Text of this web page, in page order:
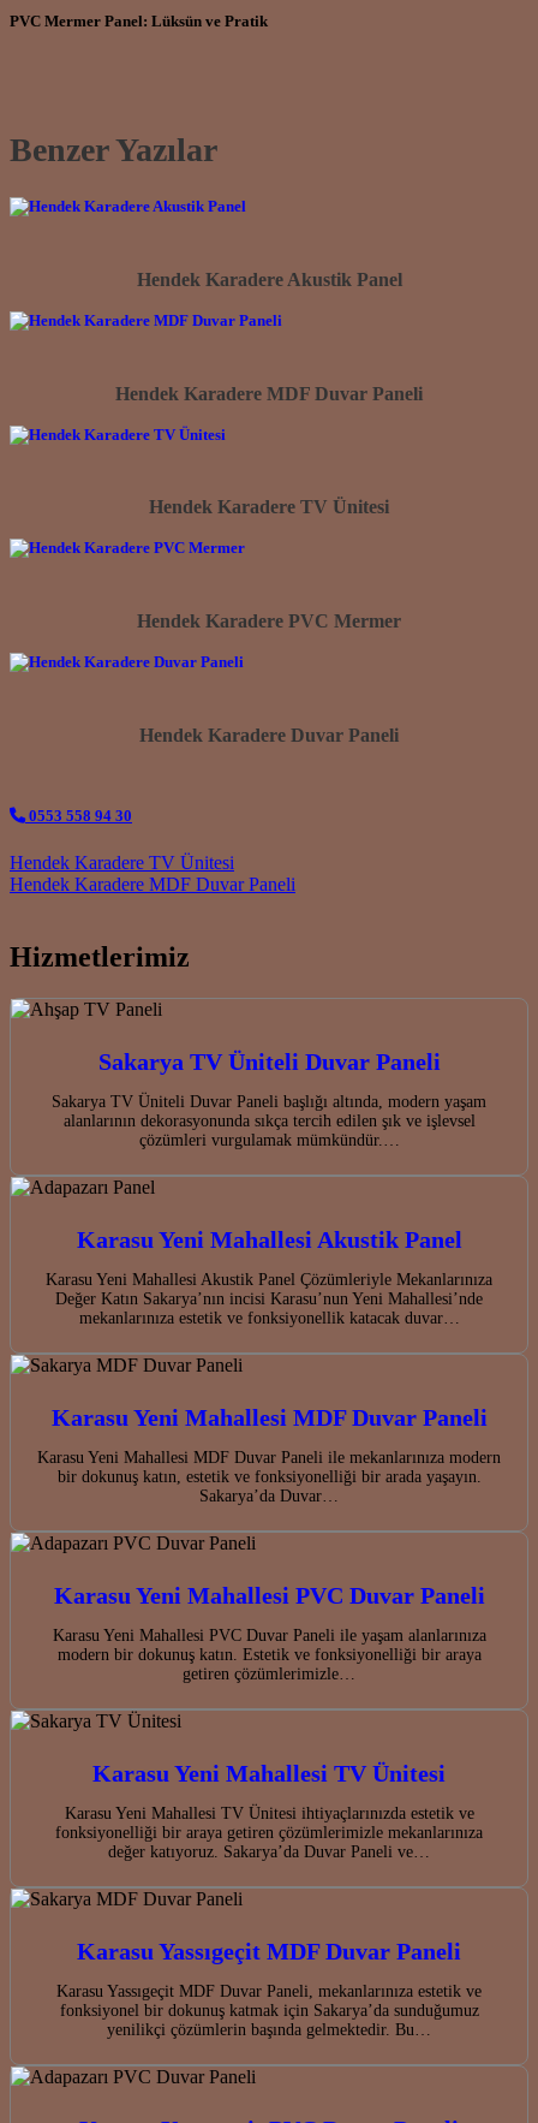
PVC Mermer Panel: Lüksün ve Pratik
Benzer Yazılar
Hendek Karadere Akustik Panel
Hendek Karadere MDF Duvar Paneli
Hendek Karadere TV Ünitesi
Hendek Karadere PVC Mermer
Hendek Karadere Duvar Paneli
0553 558 94 30
Post navigation
Hendek Karadere TV Ünitesi
Hendek Karadere MDF Duvar Paneli
Hizmetlerimiz
Sakarya TV Üniteli Duvar Paneli
Sakarya TV Üniteli Duvar Paneli başlığı altında, modern yaşam
alanlarının dekorasyonunda sıkça tercih edilen şık ve işlevsel
çözümleri vurgulamak mümkündür.…
Karasu Yeni Mahallesi Akustik Panel
Karasu Yeni Mahallesi Akustik Panel Çözümleriyle Mekanlarınıza
Değer Katın Sakarya’nın incisi Karasu’nun Yeni Mahallesi’nde
mekanlarınıza estetik ve fonksiyonellik katacak duvar…
Karasu Yeni Mahallesi MDF Duvar Paneli
Karasu Yeni Mahallesi MDF Duvar Paneli ile mekanlarınıza modern
bir dokunuş katın, estetik ve fonksiyonelliği bir arada yaşayın.
Sakarya’da Duvar…
Karasu Yeni Mahallesi PVC Duvar Paneli
Karasu Yeni Mahallesi PVC Duvar Paneli ile yaşam alanlarınıza
modern bir dokunuş katın. Estetik ve fonksiyonelliği bir araya
getiren çözümlerimizle…
Karasu Yeni Mahallesi TV Ünitesi
Karasu Yeni Mahallesi TV Ünitesi ihtiyaçlarınızda estetik ve
fonksiyonelliği bir araya getiren çözümlerimizle mekanlarınıza
değer katıyoruz. Sakarya’da Duvar Paneli ve…
Karasu Yassıgeçit MDF Duvar Paneli
Karasu Yassıgeçit MDF Duvar Paneli, mekanlarınıza estetik ve
fonksiyonel bir dokunuş katmak için Sakarya’da sunduğumuz
yenilikçi çözümlerin başında gelmektedir. Bu…